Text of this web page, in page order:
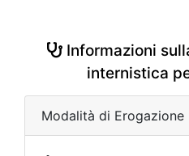
Informazioni
internistica
Modalità di Erogazione